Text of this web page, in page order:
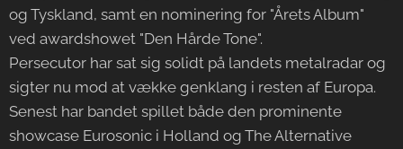
og Tyskland, samt en nominering for "Årets Album"
ved awardshowet "Den Hårde Tone".
Persecutor har sat sig solidt på landets metalradar og
sigter nu mod at vække genklang i resten af Europa.
Senest har bandet spillet både den prominente
showcase Eurosonic i Holland og The Alternative